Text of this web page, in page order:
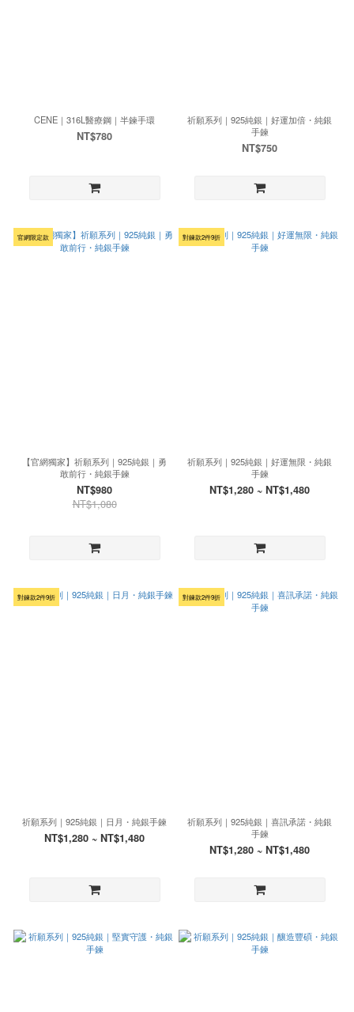
CENE｜316L醫療鋼｜半鍊手環
NT$780
祈願系列｜925純銀｜好運加倍・純銀
手鍊
NT$750
官網限定款
【官網獨家】祈願系列｜925純銀｜勇
敢前行・純銀手鍊
NT$980
NT$1,080
對鍊款2件9折
祈願系列｜925純銀｜好運無限・純銀
手鍊
NT$1,280 ~ NT$1,480
對鍊款2件9折
祈願系列｜925純銀｜日月・純銀手鍊
NT$1,280 ~ NT$1,480
對鍊款2件9折
祈願系列｜925純銀｜喜訊承諾・純銀
手鍊
NT$1,280 ~ NT$1,480